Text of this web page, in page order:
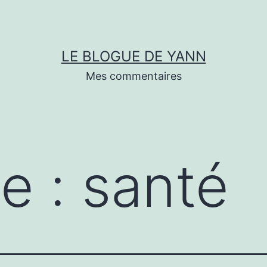
LE BLOGUE DE YANN
Mes commentaires
: santé